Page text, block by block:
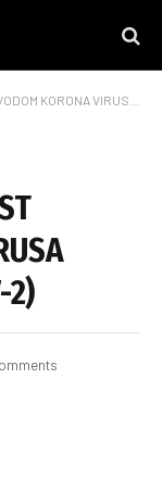
(COVID-19 ili SARS-CoV-2)
2)